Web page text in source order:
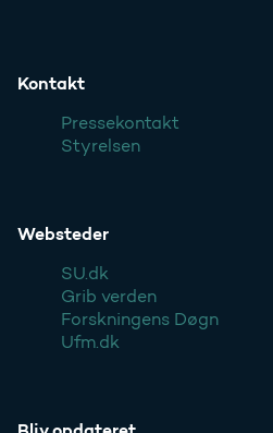
Kontakt
Pressekontakt
Styrelsen
Websteder
SU.dk
Grib verden
Forskningens Døgn
Ufm.dk